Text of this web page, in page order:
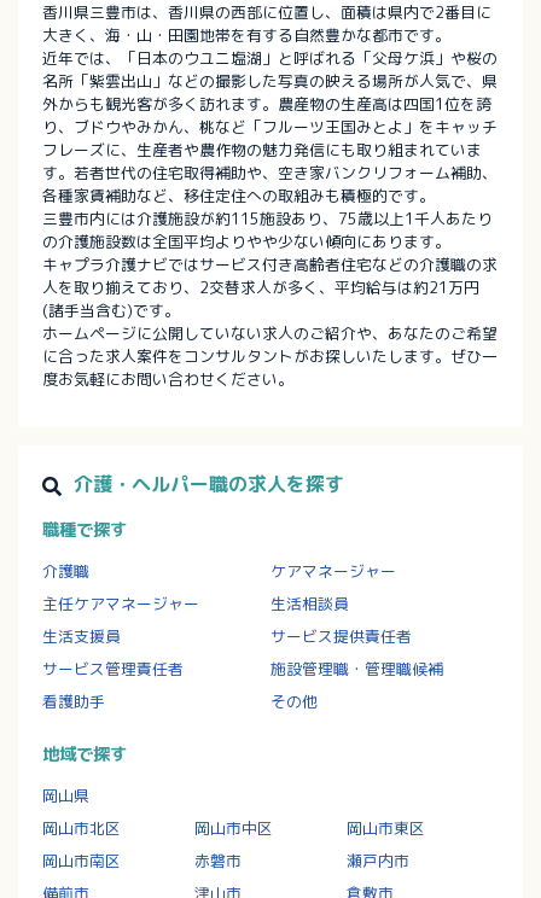
香川県三豊市は、香川県の西部に位置し、面積は県内で2番目に
大きく、海・山・田園地帯を有する自然豊かな都市です。
近年では、「日本のウユニ塩湖」と呼ばれる「父母ケ浜」や桜の
名所「紫雲出山」などの撮影した写真の映える場所が人気で、県
外からも観光客が多く訪れます。農産物の生産高は四国1位を誇
り、ブドウやみかん、桃など「フルーツ王国みとよ」をキャッチ
フレーズに、生産者や農作物の魅力発信にも取り組まれていま
す。若者世代の住宅取得補助や、空き家バンクリフォーム補助、
各種家賃補助など、移住定住への取組みも積極的です。
三豊市内には介護施設が約115施設あり、75歳以上1千人あたり
の介護施設数は全国平均よりやや少ない傾向にあります。
キャプラ介護ナビではサービス付き高齢者住宅などの介護職の求
人を取り揃えており、2交替求人が多く、平均給与は約21万円
(諸手当含む)です。
ホームページに公開していない求人のご紹介や、あなたのご希望
に合った求人案件をコンサルタントがお探しいたします。ぜひ一
度お気軽にお問い合わせください。
介護・ヘルパー職の求人を探す
職種で探す
介護職
ケアマネージャー
主任ケアマネージャー
生活相談員
生活支援員
サービス提供責任者
サービス管理責任者
施設管理職・管理職候補
看護助手
その他
地域で探す
岡山県
岡山市北区
岡山市中区
岡山市東区
岡山市南区
赤磐市
瀬戸内市